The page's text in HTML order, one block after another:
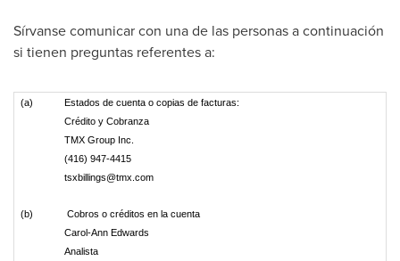
Sírvanse comunicar con una de las personas a continuación
si tienen preguntas referentes a:
(a)
Estados de cuenta o copias de facturas:
Crédito y Cobranza
TMX Group Inc.
(416) 947-4415
tsxbillings@tmx.com
(b)
Cobros o créditos en la cuenta
Carol-Ann Edwards
Analista